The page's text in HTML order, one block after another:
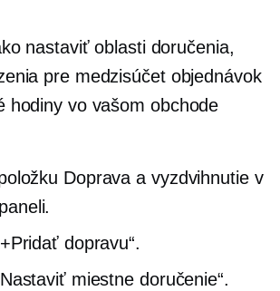
nastaviť oblasti doručenia,
pre medzisúčet objednávok
hodiny vo vašom obchode
Doprava a vyzdvihnutie v
dopravu“.
miestne doručenie“.